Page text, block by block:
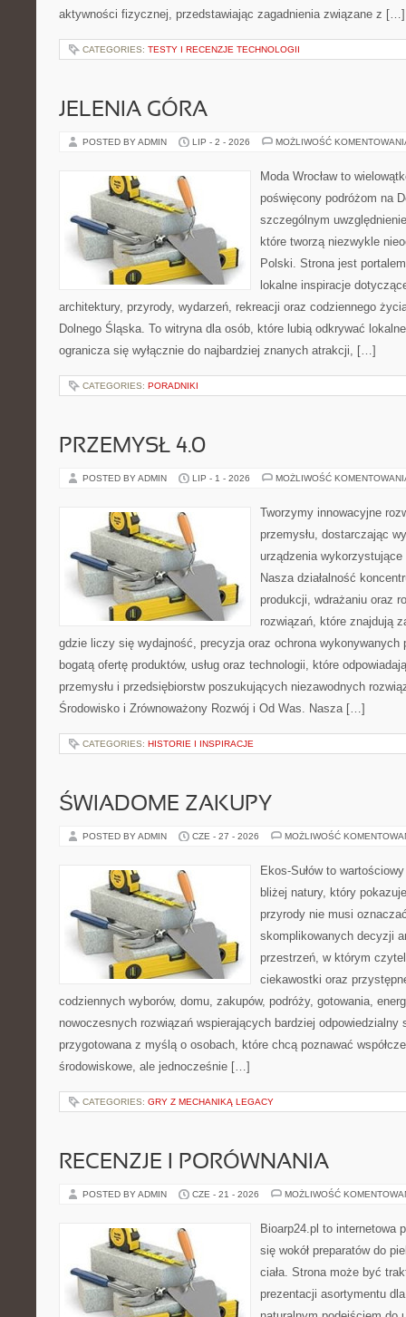
aktywności fizycznej, przedstawiając zagadnienia związane z […]
CATEGORIES: TESTY I RECENZJE TECHNOLOGII
JELENIA GÓRA
POSTED BY ADMIN LIP - 2 - 2026 MOŻLIWOŚĆ
Moda Wrocław to
poświęcony podróżom na
szczególnym
które tworzą niezwykle
Polski. Strona jest
lokalne inspiracje
architektury, przyrody, wydarzeń, rekreacji oraz codziennego
Dolnego Śląska. To witryna dla osób, które lubią odkrywać
ogranicza się wyłącznie do najbardziej znanych atrakcji, […]
CATEGORIES: PORADNIKI
PRZEMYSŁ 4.0
POSTED BY ADMIN LIP - 1 - 2026 MOŻLIWOŚĆ
Tworzymy innowacyjne
przemysłu, dostarczając
urządzenia
Nasza działalność
produkcji, wdrażaniu oraz
rozwiązań, które znajdują
gdzie liczy się wydajność, precyzja oraz ochrona wykonywanych
bogatą ofertę produktów, usług oraz technologii, które
przemysłu i przedsiębiorstw poszukujących niezawodnych
Środowisko i Zrównoważony Rozwój i Od Was. Nasza […]
CATEGORIES: HISTORIE I INSPIRACJE
ŚWIADOME ZAKUPY
POSTED BY ADMIN CZE - 27 - 2026 MOŻLIWOŚĆ
Ekos-Sułów to
bliżej natury, który
przyrody nie musi
skomplikowanych decyzji
przestrzeń, w którym
ciekawostki oraz
codziennych wyborów, domu, zakupów, podróży, gotowania,
nowoczesnych rozwiązań wspierających bardziej odpowiedzialny
przygotowana z myślą o osobach, które chcą poznawać
środowiskowe, ale jednocześnie […]
CATEGORIES: GRY Z MECHANIKĄ LEGACY
RECENZJE I PORÓWNANIA
POSTED BY ADMIN CZE - 21 - 2026 MOŻLIWOŚĆ
Bioarp24.pl to internetowa
się wokół preparatów do
ciała. Strona może być
prezentacji asortymentu